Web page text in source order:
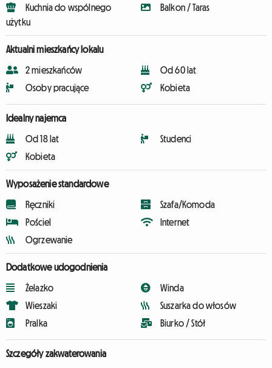
Kuchnia do wspólnego
użytku
Balkon / Taras
Aktualni mieszkańcy lokalu
2 mieszkańców
Osoby pracujące
Od 60 lat
Kobieta
Idealny najemca
Od 18 lat
Kobieta
Studenci
Wyposażenie standardowe
Ręczniki
Pościel
Ogrzewanie
Szafa/Komoda
Internet
Dodatkowe udogodnienia
Żelazko
Wieszaki
Pralka
Winda
Suszarka do włosów
Biurko / Stół
Szczegóły zakwaterowania